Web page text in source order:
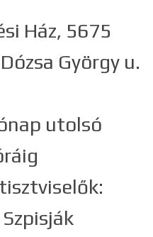
Ház, 5675
György u.
utolsó